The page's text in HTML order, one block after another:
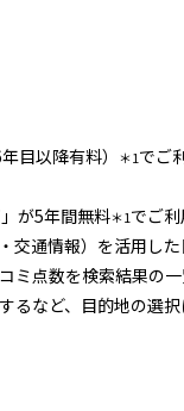
目以降有料） ＊1でご
が5年間無料＊1でご
交通情報）を活用し
点数を検索結果の
るなど、目的地の選